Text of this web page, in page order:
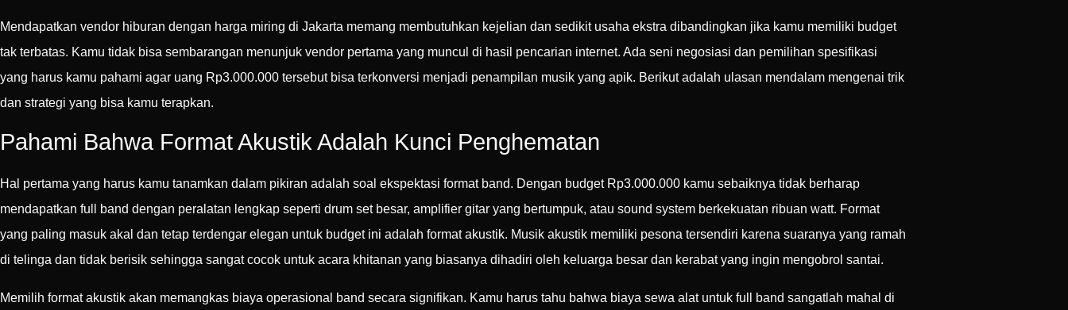
Mendapatkan vendor hiburan dengan harga miring di Jakarta memang membutuhkan kejelian dan sedikit usaha ekstra dibandingkan jika kamu memiliki budget
tak terbatas. Kamu tidak bisa sembarangan menunjuk vendor pertama yang muncul di hasil pencarian internet. Ada seni negosiasi dan pemilihan spesifikasi
yang harus kamu pahami agar uang Rp3.000.000 tersebut bisa terkonversi menjadi penampilan musik yang apik. Berikut adalah ulasan mendalam mengenai trik
dan strategi yang bisa kamu terapkan.
Pahami Bahwa Format Akustik Adalah Kunci Penghematan
Hal pertama yang harus kamu tanamkan dalam pikiran adalah soal ekspektasi format band. Dengan budget Rp3.000.000 kamu sebaiknya tidak berharap
mendapatkan full band dengan peralatan lengkap seperti drum set besar, amplifier gitar yang bertumpuk, atau sound system berkekuatan ribuan watt. Format
yang paling masuk akal dan tetap terdengar elegan untuk budget ini adalah format akustik. Musik akustik memiliki pesona tersendiri karena suaranya yang ramah
di telinga dan tidak berisik sehingga sangat cocok untuk acara khitanan yang biasanya dihadiri oleh keluarga besar dan kerabat yang ingin mengobrol santai.
Memilih format akustik akan memangkas biaya operasional band secara signifikan. Kamu harus tahu bahwa biaya sewa alat untuk full band sangatlah mahal di